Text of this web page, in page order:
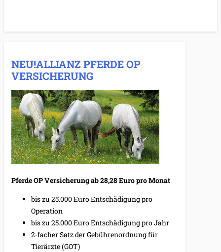
NEU!ALLIANZ PFERDE OP
VERSICHERUNG
Pferde OP Versicherung ab 28,28 Euro pro Monat
bis zu 25.000 Euro Entschädigung pro
Operation
bis zu 25.000 Euro Entschädigung pro Jahr
2-facher Satz der Gebührenordnung für
Tierärzte (GOT)